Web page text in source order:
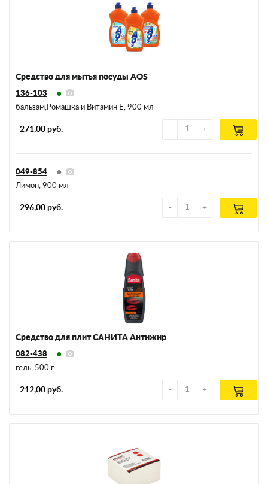
Средство для мытья посуды AOS
136-103
бальзам,Ромашка и Витамин Е, 900 мл
271,00 руб.
049-854
Лимон, 900 мл
296,00 руб.
Средство для плит САНИТА Антижир
082-438
гель, 500 г
212,00 руб.